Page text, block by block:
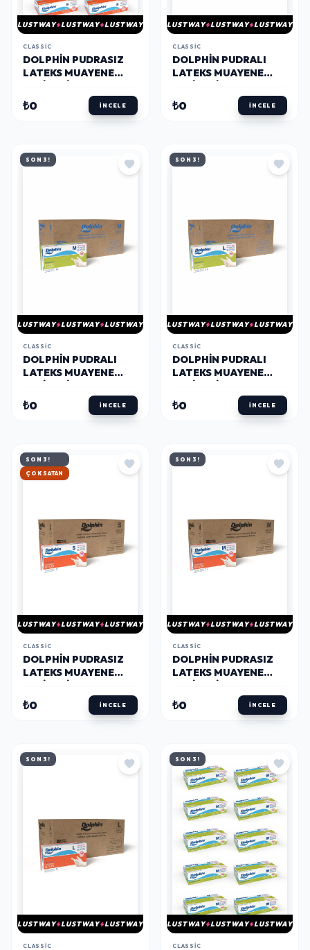
LUSTWAY LUSTWAY LUSTWAY
CLASSIC
DOLPHIN PUDRASIZ
LATEKS MUAYENE
ADET X 10 PAKET -
MDR
₺0 İNCELE
LUSTWAY LUSTWAY LUSTWAY
CLASSIC
DOLPHIN PUDRALI
LATEKS MUAYENE
ADET X 20 PAKET -
MDR - KOLI
₺0 İNCELE
SON 3!
LUSTWAY LUSTWAY LUSTWAY
CLASSIC
DOLPHIN PUDRALI
LATEKS MUAYENE
ADET X 20 PAKET -
MDR - KOLI
₺0 İNCELE
SON 3!
LUSTWAY LUSTWAY LUSTWAY
CLASSIC
DOLPHIN PUDRALI
LATEKS MUAYENE
ADET X 20 PAKET -
MDR - KOLI
₺0 İNCELE
SON 3!
HIZLI KARGO
LUSTWAY LUSTWAY LUSTWAY
CLASSIC
DOLPHIN PUDRASIZ
LATEKS MUAYENE
ADET X 20 PAKET -
MDR - KOLI
₺0 İNCELE
SON 3!
LUSTWAY LUSTWAY LUSTWAY
CLASSIC
DOLPHIN PUDRASIZ
LATEKS MUAYENE
ADET X 20 PAKET -
MDR - KOLI
₺0 İNCELE
SON 3!
LUSTWAY LUSTWAY LUSTWAY
CLASSIC
SON 3!
LUSTWAY LUSTWAY LUSTWAY
CLASSIC